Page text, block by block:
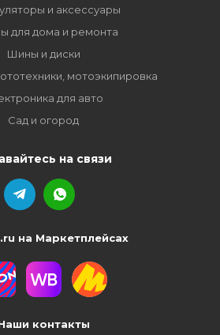
и аксессуары
для дома и ремонта
Шины и диски
мотоэкипировка
для авто
Сад и огород
на связи
на Маркетплейсах
контакты